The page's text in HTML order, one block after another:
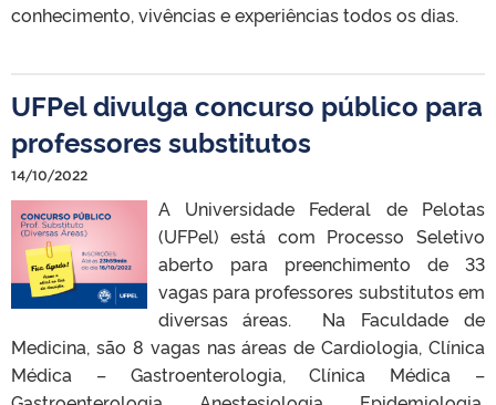
conhecimento, vivências e experiências todos os dias.
UFPel divulga concurso público para
professores substitutos
14/10/2022
A Universidade Federal de Pelotas
(UFPel) está com Processo Seletivo
aberto para preenchimento de 33
vagas para professores substitutos em
diversas áreas. Na Faculdade de
Medicina, são 8 vagas nas áreas de Cardiologia, Clínica
Médica – Gastroenterologia, Clínica Médica –